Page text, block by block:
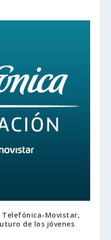
Telefónica-Movistar,
de los jóvenes